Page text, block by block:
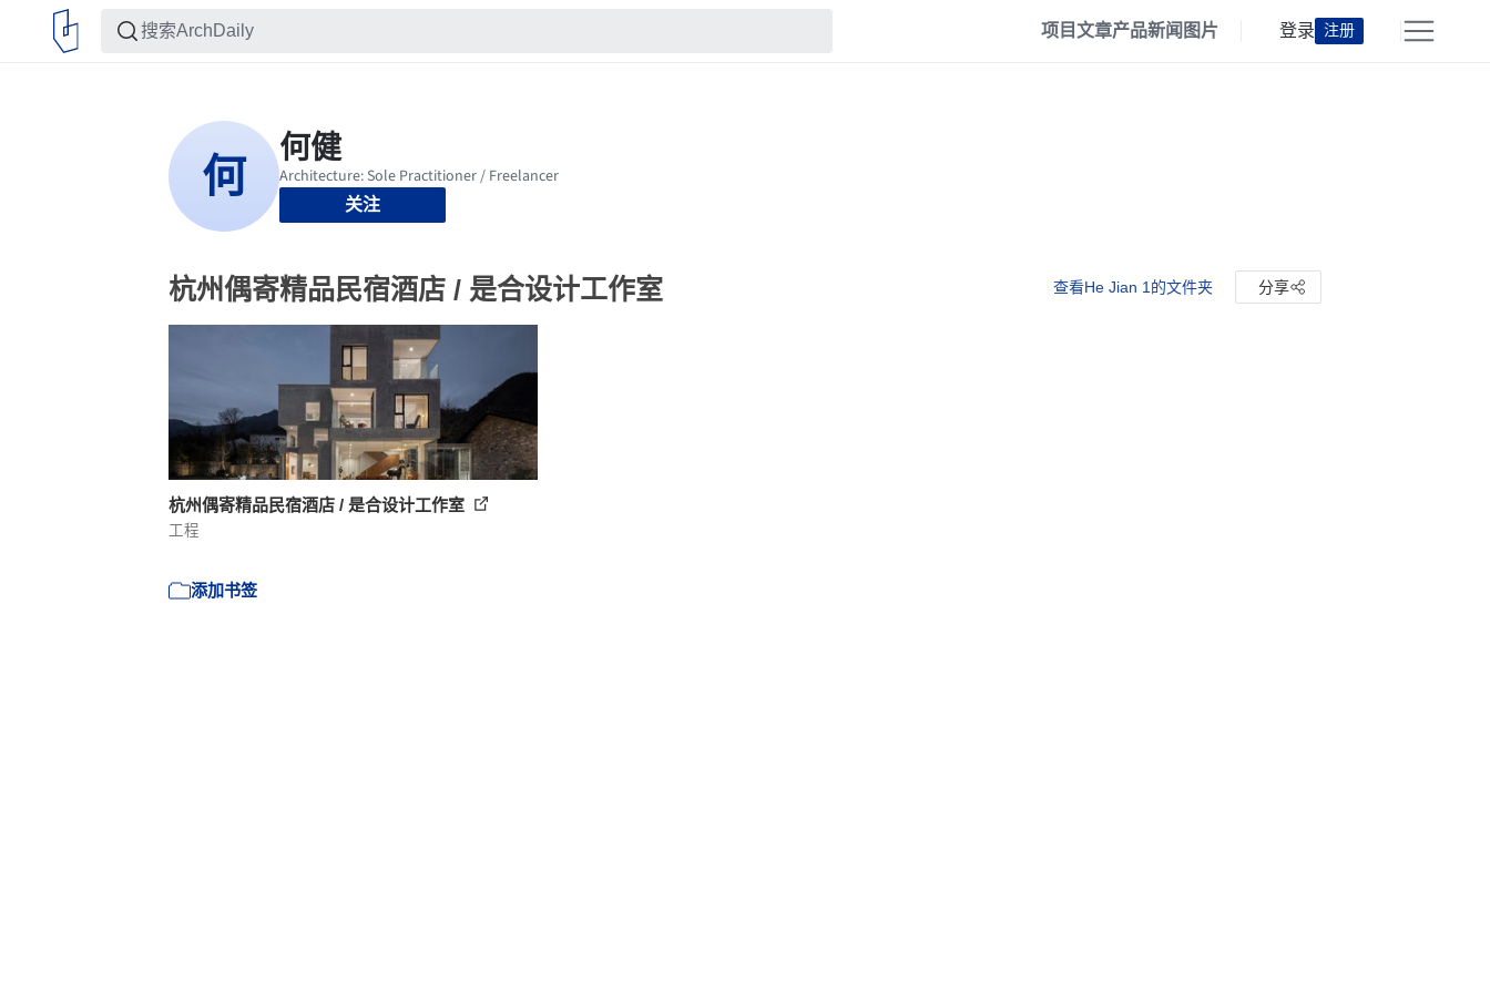
项目文章产品新闻 图片 登录 注册
关注
杭州偶寄精品民宿酒店 / 是合设计工作室 查看He Jian 1的文件夹 分享
杭州偶寄精品民宿酒店 / 是合设计工作室
工程
添加书签